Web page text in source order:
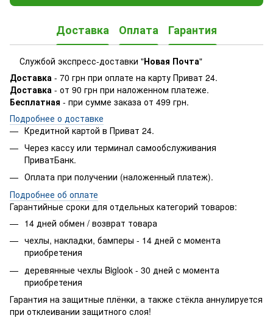
Доставка Оплата Гарантия
Службой экспресс-доставки "Новая Почта"
Доставка - 70 грн при оплате на карту Приват 24.
Доставка - от 90 грн при наложенном платеже.
Бесплатная - при сумме заказа от 499 грн.
Подробнее о доставке
Кредитной картой в Приват 24.
Через кассу или терминал самообслуживания
ПриватБанк.
Оплата при получении (наложенный платеж).
Подробнее об оплате
Гарантийные сроки для отдельных категорий товаров:
14 дней обмен / возврат товара
чехлы, накладки, бамперы - 14 дней с момента
приобретения
деревянные чехлы Biglook - 30 дней с момента
приобретения
Гарантия на защитные плёнки, а также стёкла аннулируется
при отклеивании защитного слоя!